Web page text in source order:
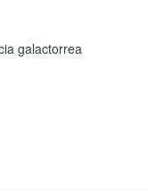
galactorrea